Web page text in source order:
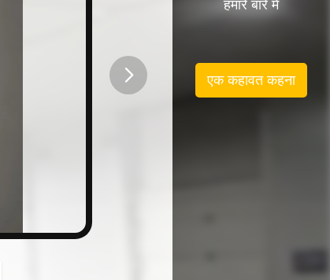
हमारे बारे में
एक कहावत कहना